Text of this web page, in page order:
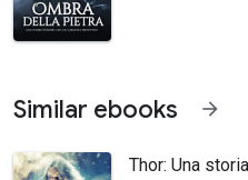
Similar ebooks arrow_forward
Thor: Una